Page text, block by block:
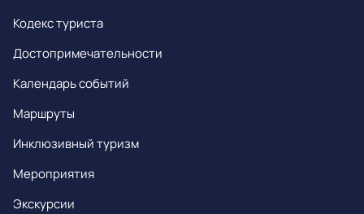
Кодекс туриста
Достопримечательности
Календарь событий
Маршруты
Инклюзивный туризм
Мероприятия
Экскурсии